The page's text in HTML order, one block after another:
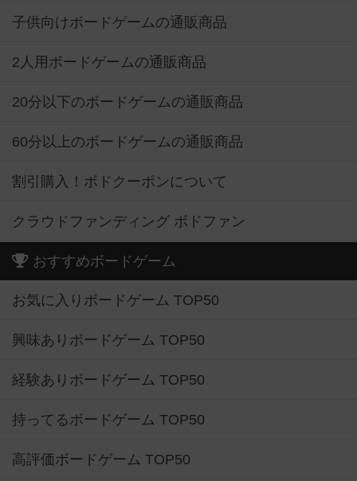
子供向けボードゲームの通販商品
2人用ボードゲームの通販商品
20分以下のボードゲームの通販商品
60分以上のボードゲームの通販商品
割引購入！ボドクーポンについて
クラウドファンディング ボドファン
おすすめボードゲーム
お気に入りボードゲーム TOP50
興味ありボードゲーム TOP50
経験ありボードゲーム TOP50
持ってるボードゲーム TOP50
高評価ボードゲーム TOP50